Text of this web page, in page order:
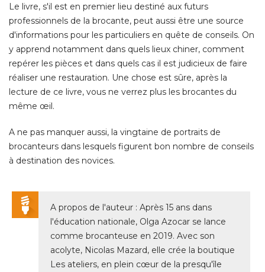
Le livre, s'il est en premier lieu destiné aux futurs
professionnels de la brocante, peut aussi être une source
d'informations pour les particuliers en quête de conseils. On
y apprend notamment dans quels lieux chiner, comment
repérer les pièces et dans quels cas il est judicieux de faire
réaliser une restauration. Une chose est sûre, après la
lecture de ce livre, vous ne verrez plus les brocantes du
même œil.
A ne pas manquer aussi, la vingtaine de portraits de
brocanteurs dans lesquels figurent bon nombre de conseils
à destination des novices.
A propos de l'auteur : Après 15 ans dans
l'éducation nationale, Olga Azocar se lance
comme brocanteuse en 2019. Avec son
acolyte, Nicolas Mazard, elle crée la boutique
Les ateliers, en plein cœur de la presqu'île